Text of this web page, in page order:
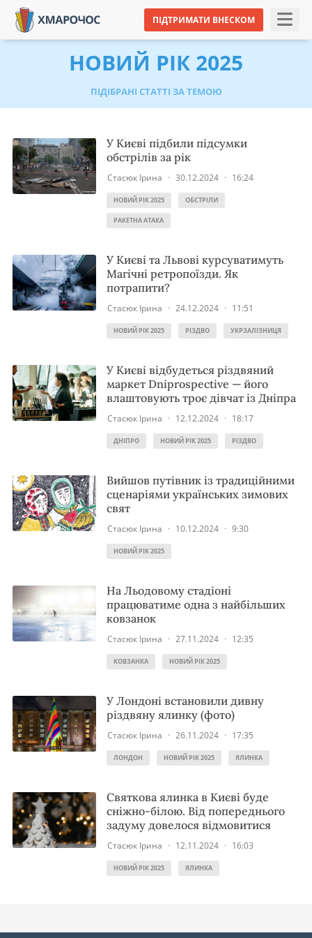
ПІДТРИМАТИ ВНЕСКОМ
НОВИЙ РІК 2025
ПІДІБРАНІ СТАТТІ ЗА ТЕМОЮ
У Києві підбили підсумки
обстрілів за рік
Стасюк Ірина · 30.12.2024 · 16:24
НОВИЙ РІК 2025 ОБСТРІЛИ
РАКЕТНА АТАКА
У Києві та Львові курсуватимуть
Магічні ретропоїзди. Як
потрапити?
Стасюк Ірина · 24.12.2024 · 11:51
НОВИЙ РІК 2025 РІЗДВО УКРЗАЛІЗНИЦЯ
У Києві відбудеться різдвяний
маркет Dniprospective — його
влаштовують троє дівчат із Дніпра
Стасюк Ірина · 12.12.2024 · 18:17
ДНІПРО НОВИЙ РІК 2025 РІЗДВО
Вийшов путівник із традиційними
сценаріями українських зимових
свят
Стасюк Ірина · 10.12.2024 · 9:30
НОВИЙ РІК 2025
На Льодовому стадіоні
працюватиме одна з найбільших
ковзанок
Стасюк Ірина · 27.11.2024 · 12:35
КОВЗАНКА НОВИЙ РІК 2025
У Лондоні встановили дивну
різдвяну ялинку (фото)
Стасюк Ірина · 26.11.2024 · 17:35
ЛОНДОН НОВИЙ РІК 2025 ЯЛИНКА
Святкова ялинка в Києві буде
сніжно-білою. Від попереднього
задуму довелося відмовитися
Стасюк Ірина · 12.11.2024 · 16:03
НОВИЙ РІК 2025 ЯЛИНКА